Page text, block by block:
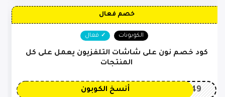
خصم فعال
الكوبونات فعال
كود خصم نون على شاشات التلفزيون يعمل على كل
المنتجات
OP149 أنسخ الكوبون